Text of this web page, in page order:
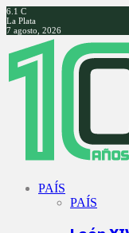
6.1 C
La Plata
7 agosto, 2026
Facebook
Twitter
Instagram
Youtube
PAÍS
PAÍS